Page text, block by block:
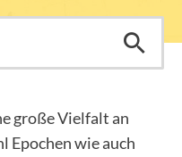
große Vielfalt an
Epochen wie auch